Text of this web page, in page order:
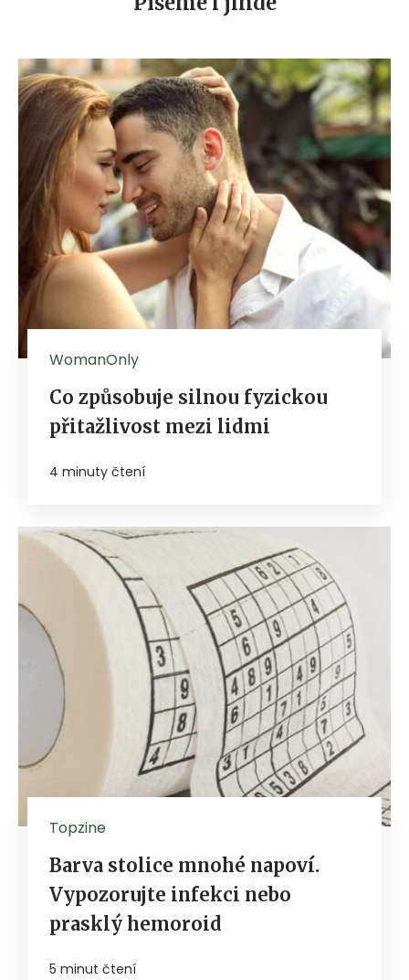
WomanOnly
Co způsobuje silnou fyzickou
přitažlivost mezi lidmi
4 minuty čtení
Topzine
Barva stolice mnohé napoví.
Vypozorujte infekci nebo
prasklý hemoroid
5 minut čtení